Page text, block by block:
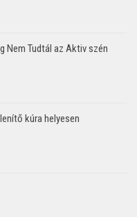
Nem Tudtál az Aktiv szén
kúra helyesen